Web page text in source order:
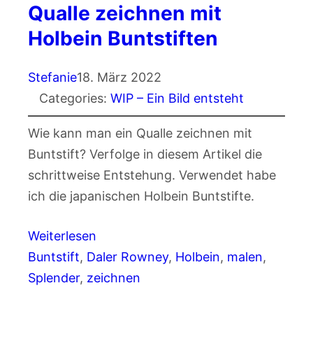
Qualle zeichnen mit
Holbein Buntstiften
Stefanie18. März 2022
Categories: WIP – Ein Bild entsteht
Wie kann man ein Qualle zeichnen mit
Buntstift? Verfolge in diesem Artikel die
schrittweise Entstehung. Verwendet habe
ich die japanischen Holbein Buntstifte.
Weiterlesen
Buntstift, Daler Rowney, Holbein, malen
Splender, zeichnen